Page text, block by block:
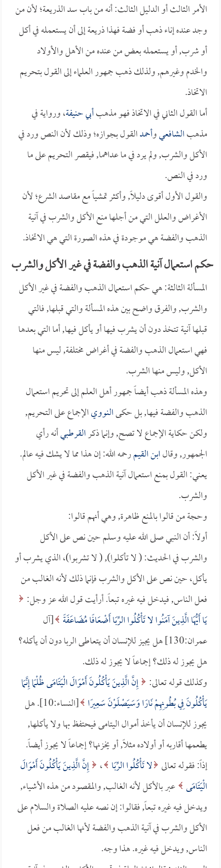
الأمر الثالث أو الدليل الثالث: أنه من باب سد الذريعة؛ لأن من
وجد عنده إناء ذهب أو فضة فهذا ذريعة إلى أن يستعمله في أكل
أو شرب, أو يستعمله بعض من عنده من الأهل والأولاد
والخدم وغيرهم, ولذلك ذهب جمهور العلماء إلى القول بتحريم
الاتخاذ.
أما القول الثاني في الاتخاذ فهو مذهبأبي حنيفة، ورواية في
مذهبالشافعيوأحمدالقول بجوازه؛ وذلك لأن النص ورد في
الأكل والشرب, ولم يرد في ما عداهما, فيقصر التحريم على ما
ورد في النص.
والقول الأول أقوى دليلاً, وأكثر تمشياً مع مقاصد الشرع؛ لأن
الأغراض والعلل التي من أجلها منع الأكل والشرب في آنية
الذهب والفضة هي موجودة في هذه الصورة التي هي الاتخاذ.
حكم استعمال آنية الذهب والفضة في غير الأكل والشرب
المسألة الثالثة: هي حكم استعمال الذهب والفضة في غير الأكل
والشرب, والفرق واضح بين هذه المسألة والتي قبلها, فالتي
قبلها آنية تتخذ دون أن يشرب فيها أو يأكل فيها, أما التي بعدها
فهي استعمال الذهب والفضة في أغراض مختلفة, ليس منها
الأكل, وليس منها الشرب.
وهذه المسألة ذهب أيضاً جمهور أهل العلم إلى تحريم استعمال
الذهب والفضة فيها, بل حكىالنوويالإجماع على التحريم,
ولكن حكاية الإجماع لا تصح, وإنما ذكرالقرطبيأنه رأي
الجمهور, وقالابن القيمرحمه الله: إن هذا مما لا يشك فيه عالم.
يعني: القول بمنع استعمال آنية الذهب والفضة في غير الأكل
والشرب.
وحجة من قالوا بالمنع ظاهرة, وهي أنهم قالوا:
أولاً: أن النبي صلى الله عليه وسلم حين نص على الأكل
والشرب في الحديث: ( لا تأكلوا), ( لا تشربوا)، الذي يشرب أو
يأكل، حين نص على الأكل والشرب فإنما ذلك لأنه الغالب من
فعل الناس, فيدخل فيه غيره تبعاً. أرأيت قول الله عز وجل:
يَا أَيُّهَا الَّذِينَ آمَنُوا لا تَأْكُلُوا الرِّبَا أَضْعَافًا مُضَاعَفَةً [آل
عمران:130] هل يجيز للإنسان أن يتعاطى الربا دون أن يأكله؟
هل يجوز له ذلك؟ إجماعاً لا يجوز له ذلك.
وكذلك قوله تعالى: إِنَّ الَّذِينَ يَأْكُلُونَ أَمْوَالَ الْيَتَامَى ظُلْمًا إِنَّمَا
يَأْكُلُونَ فِي بُطُونِهِمْ نَارًا وَسَيَصْلَوْنَ سَعِيرًا
[النساء:10]. هل
يجوز للإنسان أن يأخذ أموال اليتامى فيحتفظ بها ولا يأكلها,
يطعمها أقاربه أو أولاده مثلاً, أو يخزنها؟ إجماعاً لا يجوز أيضاً.
إذاً: فقوله تعالى لا تَأْكُلُوا الرِّبَا ، إِنَّ الَّذِينَ يَأْكُلُونَ أَمْوَالَ
الْيَتَامَى عبر بالأكل لأنه الغالب, والمقصود من هذه الأشياء,
ويدخل فيه غيره تبعاً, فقالوا: إن نصه عليه الصلاة والسلام على
الأكل والشرب في آنية الذهب والفضة لأنها الغالب من فعل
الناس, ويدخل فيه غيره. هذا وجه.